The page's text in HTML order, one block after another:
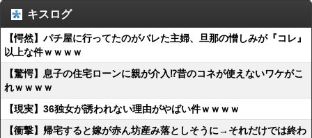
キスログ
【愕然】パチ屋に行ってたのがバレた主婦、旦那の憎しみが『コレ』
以上な件ｗｗｗｗ
【驚愕】息子の住宅ローンに親が介入⁉昔のコネが使えないワケがこ
れｗｗｗｗ
【現実】36独女が誘われない理由がやばい件ｗｗｗｗ
【衝撃】帰宅すると嫁が赤ん坊産み落としそうに→それだけでは終わ